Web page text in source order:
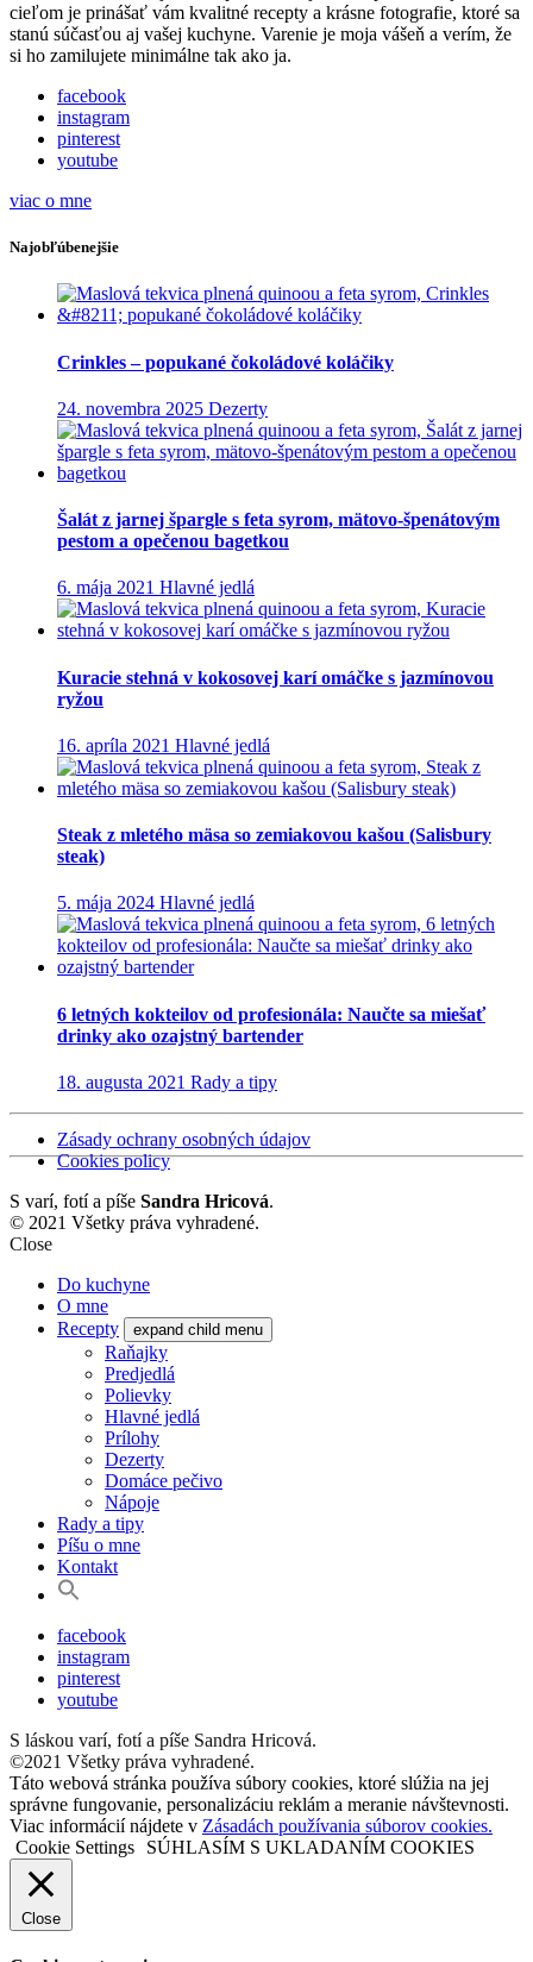
cieľom je prinášať vám kvalitné recepty a krásne fotografie, ktoré sa
stanú súčasťou aj vašej kuchyne. Varenie je moja vášeň a verím, že
si ho zamilujete minimálne tak ako ja.
facebook
instagram
pinterest
youtube
viac o mne
Najobľúbenejšie
Crinkles – popukané čokoládové koláčiky
24. novembra 2025 Dezerty
Šalát z jarnej špargle s feta syrom, mätovo-špenátovým
pestom a opečenou bagetkou
6. mája 2021 Hlavné jedlá
Kuracie stehná v kokosovej karí omáčke s jazmínovou
ryžou
16. apríla 2021 Hlavné jedlá
Steak z mletého mäsa so zemiakovou kašou (Salisbury
steak)
5. mája 2024 Hlavné jedlá
6 letných kokteilov od profesionála: Naučte sa miešať
drinky ako ozajstný bartender
18. augusta 2021 Rady a tipy
Zásady ochrany osobných údajov
Cookies policy
S varí, fotí a píše Sandra Hricová.
© 2021 Všetky práva vyhradené.
Close
Do kuchyne
O mne
Recepty
expand child menu
Raňajky
Predjedlá
Polievky
Hlavné jedlá
Prílohy
Dezerty
Domáce pečivo
Nápoje
Rady a tipy
Píšu o mne
Kontakt
facebook
instagram
pinterest
youtube
S láskou varí, fotí a píše Sandra Hricová.
©2021 Všetky práva vyhradené.
Táto webová stránka používa súbory cookies, ktoré slúžia na jej
správne fungovanie, personalizáciu reklám a meranie návštevnosti.
Viac informácií nájdete v Zásadách používania súborov cookies.
Cookie Settings
SÚHLASÍM S UKLADANÍM COOKIES
Close